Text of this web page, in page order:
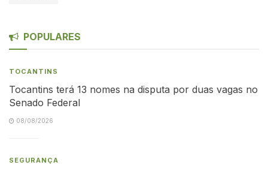
POPULARES
TOCANTINS
Tocantins terá 13 nomes na disputa por duas vagas no
Senado Federal
08/08/2026
SEGURANÇA